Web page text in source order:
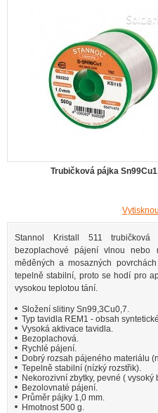
Trubičková pájka
Stannol Kristall 511
bezoplachové pájení vlnou nebo
měděných a mosazných
tepelně stabilní, proto se hodí pro
vysokou teplotou tání.
Složení slitiny Sn99,3Cu0,7.
Typ tavidla REM1 - obsah
Vysoká aktivace tavidla.
Bezoplachová.
Rychlé pájení.
Dobrý rozsah pájeného materiálu
Tepelně stabilní (nízký rozstřik).
Nekorozivní zbytky, pevné ( vysoký
Bezolovnaté pájení.
Průměr pájky 1,0 mm.
Hmotnost 500 g.